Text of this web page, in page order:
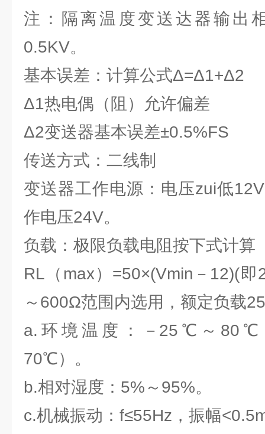
注：隔离温度变送达器输出
0.5KV。
基本误差：计算公式Δ=Δ1+Δ2
Δ1热电偶（阻）允许偏差
Δ2变送器基本误差±0.5%FS
传送方式：二线制
变送器工作电源：电压zui低
作电压24V。
负载：极限负载电阻按下式计算
RL（max）=50×(Vmin－12)(
～600Ω范围内选用，额定负载
a.环境温度：－25℃～80℃
70℃）。
b.相对湿度：5%～95%。
c.机械振动：f≤55Hz，振幅